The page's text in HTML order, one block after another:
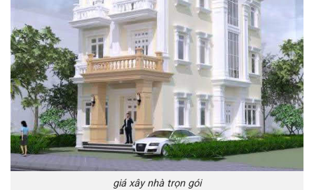
giá xây nhà trọn gói